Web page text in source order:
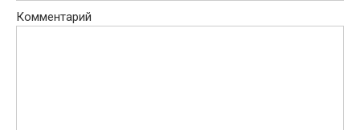
Комментарий